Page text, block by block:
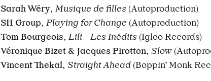
Sarah Wéry, Musique de filles (Autoproduction)
SH Group, Playing for Change (Autoproduction)
Tom Bourgeois, Lili - Les Inédits (Igloo Records)
Véronique Bizet & Jacques Pirotton, Slow
Vincent Thekal, Straight Ahead (Boppin’ Monk